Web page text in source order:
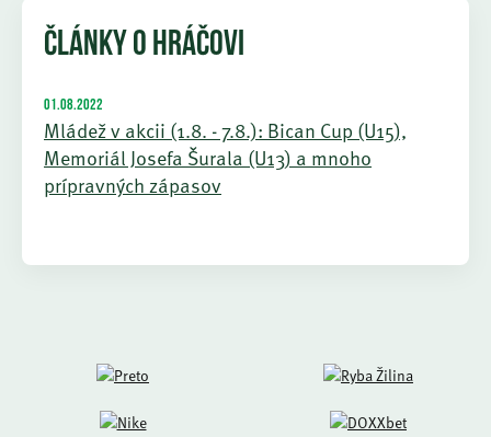
ČLÁNKY O HRÁČOVI
01.08.2022
Mládež v akcii (1.8. - 7.8.): Bican Cup (U15),
Memoriál Josefa Šurala (U13) a mnoho
prípravných zápasov